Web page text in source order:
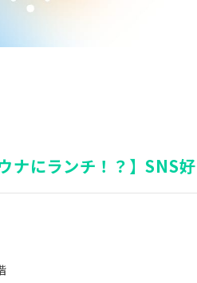
ナにランチ！？】SNS好